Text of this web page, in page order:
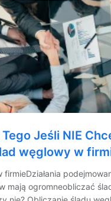
Jeśli NIE
węglowy w
firmieDziałania
mają ogromneobliczać